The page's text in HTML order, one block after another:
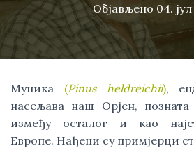
Објављено 04.
Муника (Pinus heldreichii),
насељава наш Орјен,
између осталог и као
Европе. Нађени су примјерци